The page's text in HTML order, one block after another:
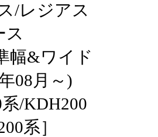
/レジアス
ス
幅&ワイド
08月～)
/KDH200
系］